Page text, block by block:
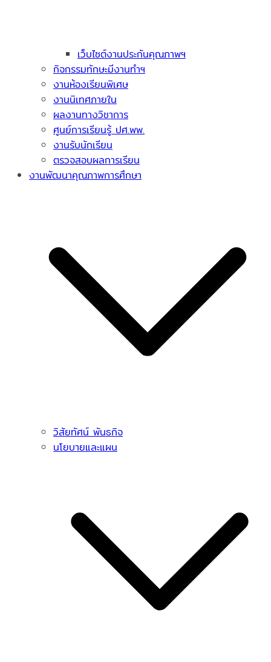
เว็บไซต์งานประกันคุณภาพฯ
กิจกรรมทักษะมีงานทำฯ
งานห้องเรียนพิเศษ
งานนิเทศภายใน
ผลงานทางวิชาการ
ศูนย์การเรียนรู้ ปศ.พพ.
งานรับนักเรียน
ตรวจสอบผลการเรียน
งานพัฒนาคุณภาพการศึกษา
วิสัยทัศน์ พันธกิจ
นโยบายและแผน